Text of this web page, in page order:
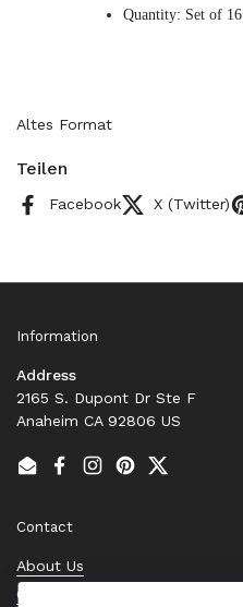
Quantity: Set of 16
Altes Format
Teilen
Facebook X (Twitter)
Information
Address
2165 S. Dupont Dr Ste F
Anaheim CA 92806 US
EmailFacebook
Instagram
PinterestTwitter
Contact
About Us
Contact Us